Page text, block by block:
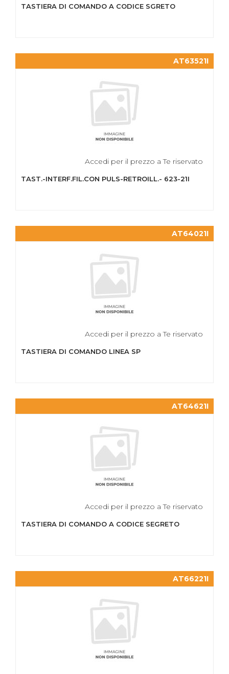
TASTIERA DI COMANDO A CODICE SGRETO
AT63521I
Accedi per il prezzo a Te riservato
TAST.-INTERF.FIL.CON PULS-RETROILL.- 623-21I
AT64021I
Accedi per il prezzo a Te riservato
TASTIERA DI COMANDO LINEA SP
AT64621I
Accedi per il prezzo a Te riservato
TASTIERA DI COMANDO A CODICE SEGRETO
AT66221I